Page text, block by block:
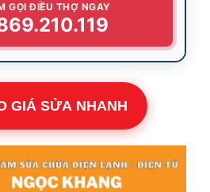
GỌI ĐIỀU THỢ NGAY
GIÁ SỬA NHANH